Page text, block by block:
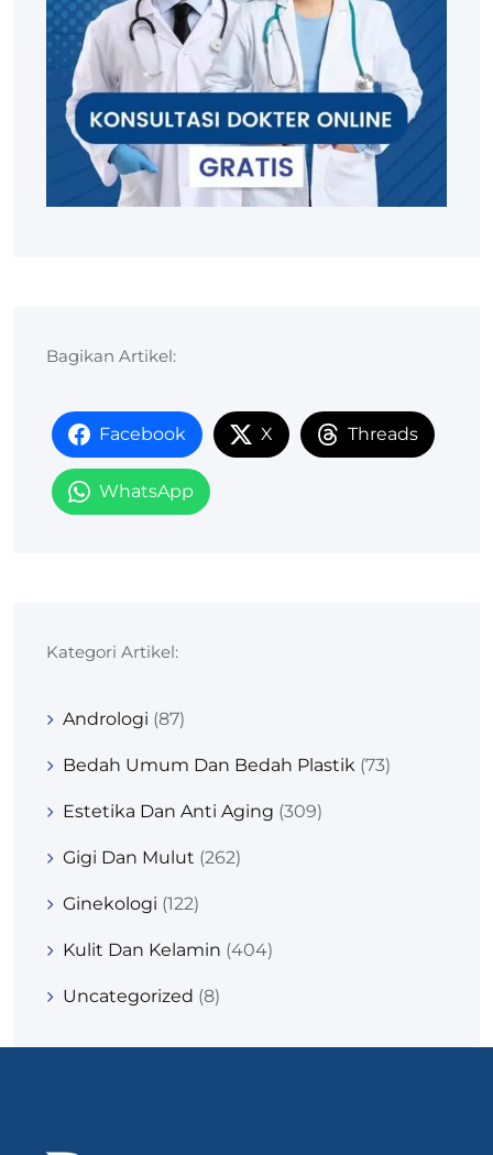
Bagikan Artikel:
Facebook X Threads
WhatsApp
Kategori Artikel:
Andrologi (87)
Bedah Umum Dan Bedah Plastik (73)
Estetika Dan Anti Aging (309)
Gigi Dan Mulut (262)
Ginekologi (122)
Kulit Dan Kelamin (404)
Uncategorized (8)